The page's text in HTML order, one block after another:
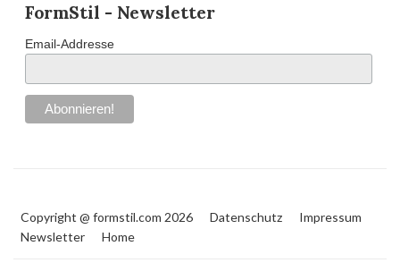
FormStil - Newsletter
Email-Addresse
Copyright @ formstil.com 2026 Datenschutz
Impressum
Newsletter
Home